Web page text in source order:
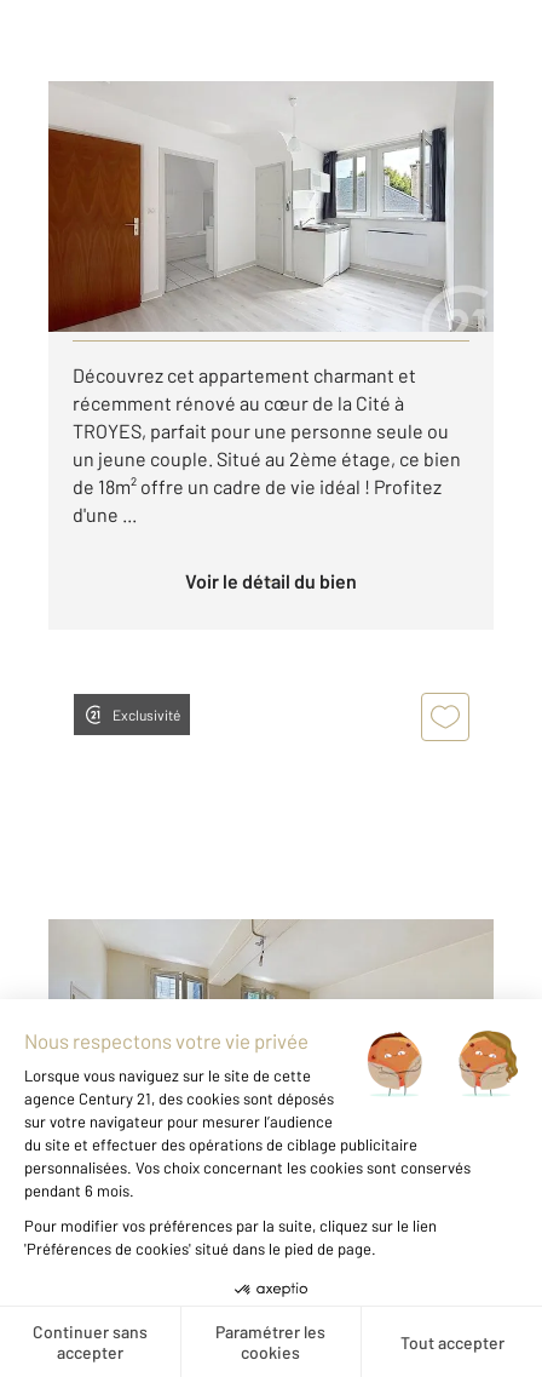
Créer une alerte
18 m , 1 pièce
Appartement Studio à louer
350 €
par mois charges comprises
Visiter le site dédié
Découvrez cet appartement charmant et
récemment rénové au cœur de la Cité à
TROYES, parfait pour une personne seule ou
un jeune couple. Situé au 2ème étage, ce bien
de 18m² offre un cadre de vie idéal ! Profitez
d'une ...
Voir le détail du bien
Exclusivité
TROYES 10
, 2 pièces
Ref : 72167
Appartement F2 à louer
450 €
par mois charges comprises
Situé au 1er et dernier étage d'un petit
découvrir cet appartement T2 de 50 m²,
de Troyes. Il se compose : - d'une cuisine
séparée non équipée ...